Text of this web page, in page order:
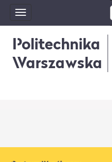
Toggle
navigation
Politechnika
Warszawska